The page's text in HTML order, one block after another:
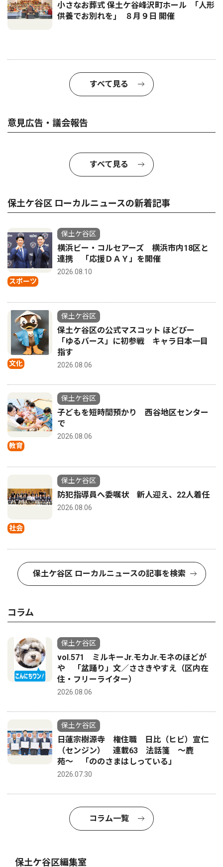
小さなお葬式 保土ケ谷峰沢町ホール ｢人形
供養でお別れを｣ ８月９日 開催
すべて見る
意見広告・議会報告
すべて見る
保土ケ谷区 ローカルニュースの新着記事
スポーツ
保土ケ谷区
横浜ビー・コルセアーズ 横浜市内18区と
連携 「応援ＤＡＹ」を開催
2026.08.10
文化
保土ケ谷区
保土ケ谷区の公式マスコット ほどぴー
「ゆるバース」に初参戦 キャラ日本一目
指す
2026.08.06
教育
保土ケ谷区
子どもを短時間預かり 西谷地区センター
で
2026.08.06
社会
保土ケ谷区
防犯指導員へ委嘱状 新人迎え、22人着任
2026.08.06
保土ケ谷区 ローカルニュースの記事を検索
コラム
保土ケ谷区
vol.571 ミルキーJr.モカJr.モネのほどが
や 「盆踊り」文／ささきやすえ（区内在
住・フリーライター）
2026.08.06
保土ケ谷区
日蓮宗樹源寺 権住職 日比（ヒビ）宣仁
（センジン） 連載63 法話箋 〜鹿
苑〜 「ののさまはしっている」
2026.07.30
コラム一覧
保土ケ谷区編集室